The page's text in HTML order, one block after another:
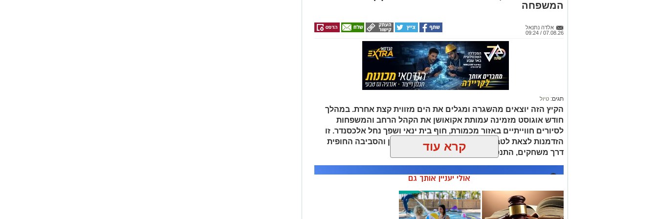
המשפחה
אלדה נתנאל
07.08.26 / 09:24
תגים: טיול
הקיץ הזה יוצאים מהשגרה ומגלים את הים מזווית קצת אחרת. במהלך
חודש אוגוסט מזמינה עמותת אקואושן את הקהל הרחב והמשפחות
לסיורים חווייתיים באזור מכמורת, חוף בית ינאי ושפך נחל אלכסנדר. זו
הזדמנות לצאת לטבע ולהכיר מקרוב את הים התיכון והסביבה החופית
דרך משחקים, התנסות ופעילות מהנה ומגבשת.
קרא עוד
אולי יעניין אותך גם